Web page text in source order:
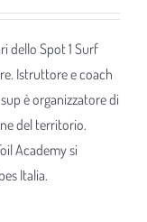
dello Spot 1 Surf
Istruttore e coach
è organizzatore di
del territorio.
Academy si
Italia.